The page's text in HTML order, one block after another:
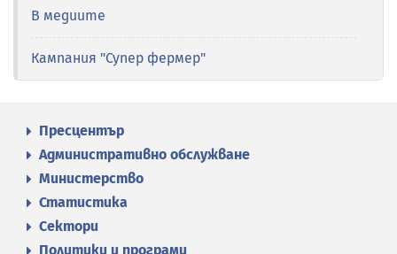
В медиите
Кампания "Супер фермер"
Пресцентър
Административно обслужване
Министерство
Статистика
Сектори
Политики и програми